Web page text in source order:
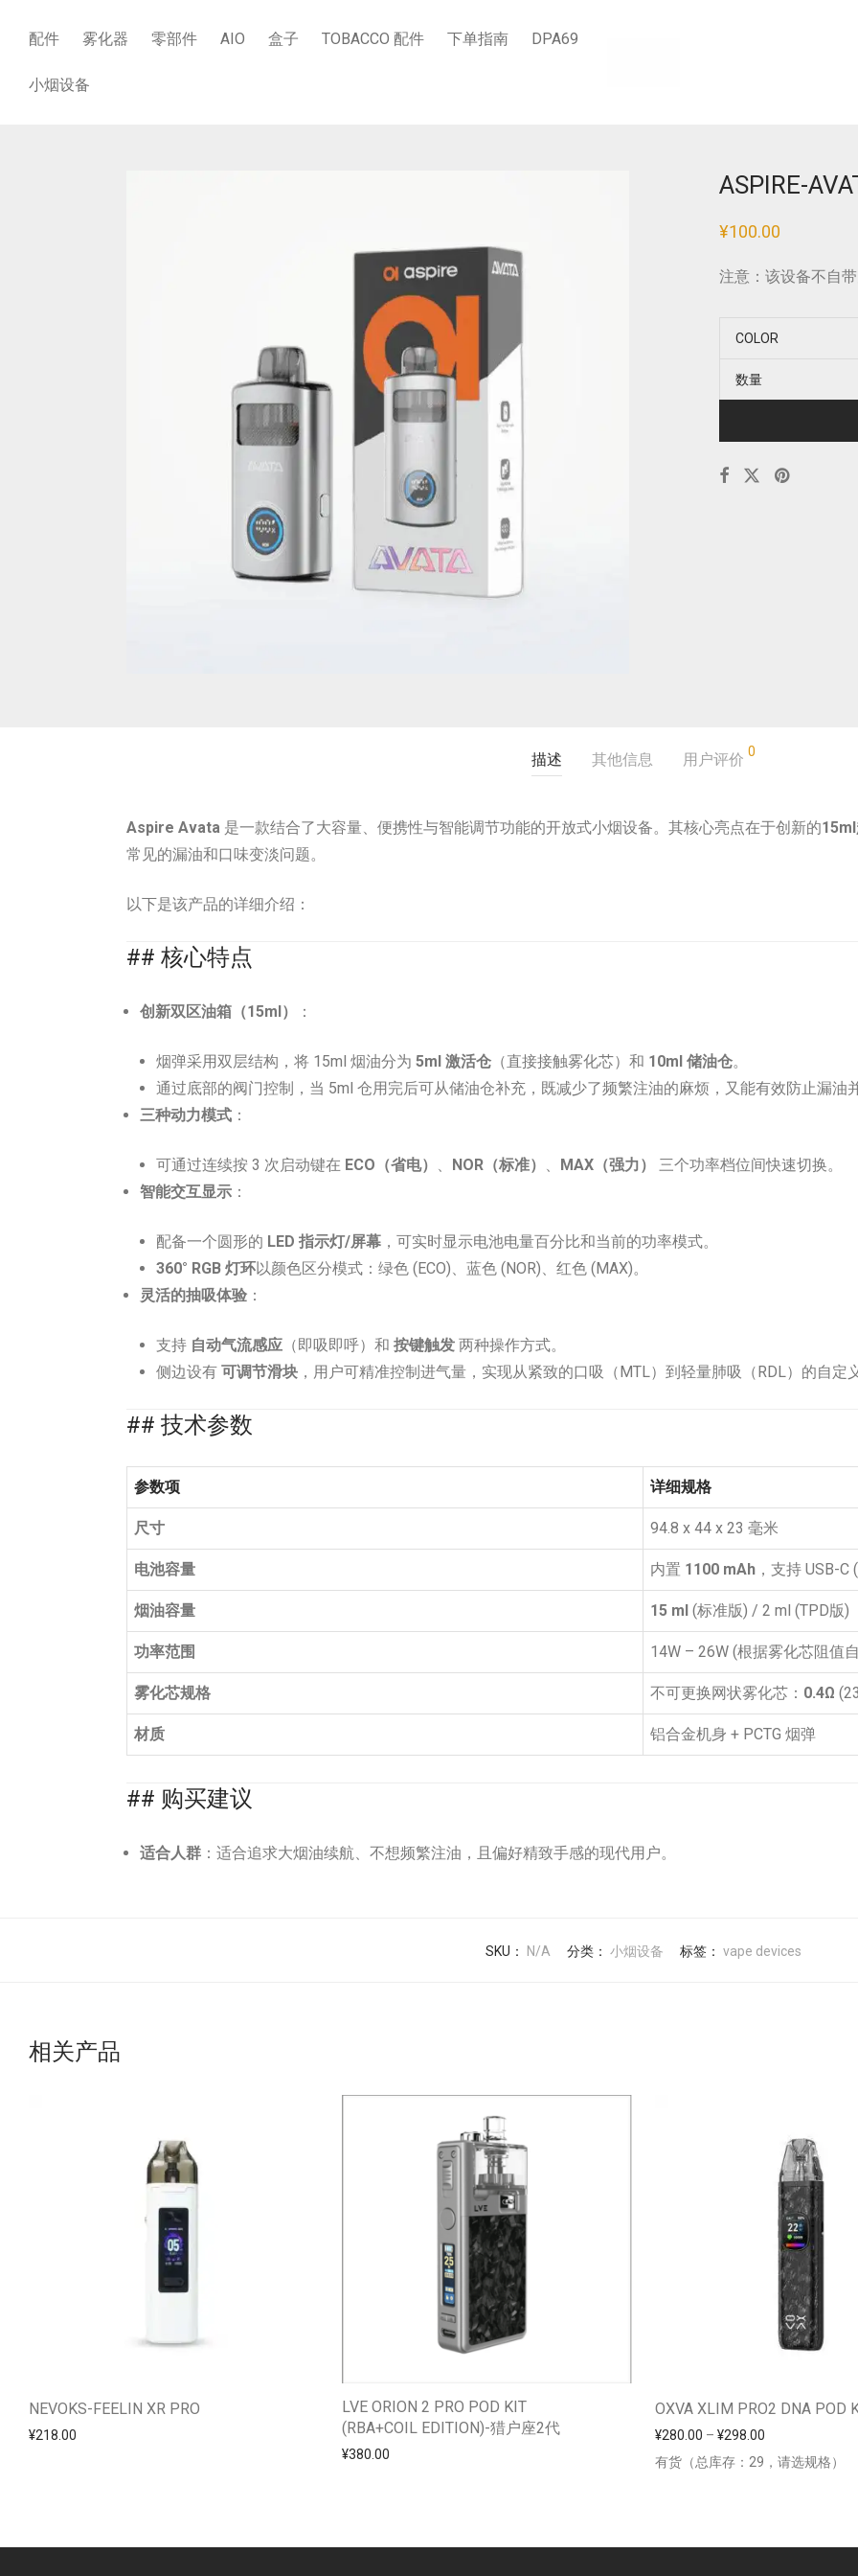
配件 雾化器 零部件 AIO 盒子 TOBACCO 配件 下单指南 DPA69
小烟设备
ASPIRE-
¥100.00
注意：该设备不自
COLOR
数量
描述 其他信息 用户评价 0
Aspire Avata 是一款结合了大容量、便携性与智能调节功能的开放式小烟设备。其核心亮点在于创新的
常见的漏油和口味变淡问题。
以下是该产品的详细介绍：
## 核心特点
创新双区油箱（15ml） ：
烟弹采用双层结构，将 15ml 烟油分为 5ml 激活仓 （直接接触雾化芯）和 10ml 储油仓。
通过底部的阀门控制，当 5ml 仓用完后可从储油仓补充，既减少了频繁注油的麻烦，又能有效防止漏油
三种动力模式 ：
可通过连续按 3 次启动键在 ECO（省电） 、 NOR（标准） 、 MAX（强力）
三个功率档位间快速切换。
智能交互显示 ：
配备一个圆形的 LED 指示灯/屏幕 ，可实时显示电池电量百分比和当前的功率模式。
360° RGB 灯环以颜色区分模式：绿色 (ECO)、蓝色 (NOR)、红色 (MAX)。
灵活的抽吸体验 ：
支持 自动气流感应 （即吸即呼）和 按键触发 两种操作方式。
侧边设有 可调节滑块 ，用户可精准控制进气量，实现从紧致的口吸（MTL）到轻量肺吸（RDL）的自定
## 技术参数
参数项 详细规格
尺寸 94.8 x 44 x 23 毫米
电池容量 内置 1100 mAh ，支持 USB-
烟油容量 15 ml (标准版) / 2 ml (TPD版)
功率范围 14W – 26W (根据雾化芯阻值
雾化芯规格 不可更换网状雾化芯： 0.4Ω
材质 铝合金机身 + PCTG 烟弹
## 购买建议
适合人群 ：适合追求大烟油续航、不想频繁注油，且偏好精致手感的现代用户。
SKU： N/A 分类： 小烟设备 标签： vape devices
相关产品
NEVOKS-FEELIN XR PRO
¥218.00
LVE ORION 2 PRO POD KIT
(RBA+COIL EDITION)-猎户座2代
¥380.00
OXVA XLIM PRO2 DNA POD
¥280.00 – ¥298.00
有货（总库存：29，请选规格）